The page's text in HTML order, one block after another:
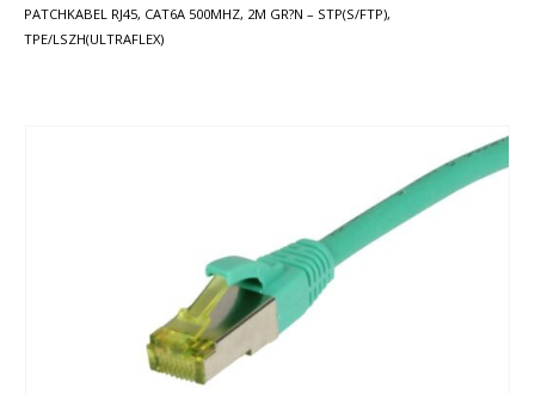
PATCHKABEL RJ45, CAT6A 500MHZ, 2M GR?N – STP(S/FTP),
TPE/LSZH(ULTRAFLEX)